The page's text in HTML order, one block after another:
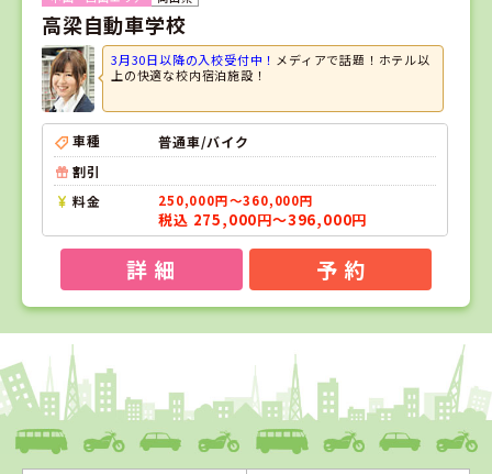
高梁自動車学校
3月30日以降の入校受付中！ メディアで話題！ホテル以
上の快適な校内宿泊施設！
車種
普通車/バイク
割引
料金
250,000円～360,000円
税込 275,000円～396,000円
詳 細 予 約
1
愛媛県
八幡浜自動車教習所